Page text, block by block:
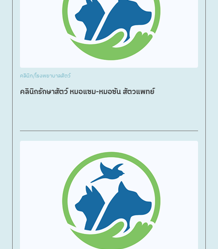
คลินิก/โรงพยาบาลสัตว์
คลินิกรักษาสัตว์ หมอแซม-หมอซัน สัตวแพทย์